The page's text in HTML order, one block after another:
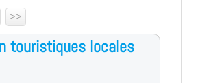
>>
touristiques locales